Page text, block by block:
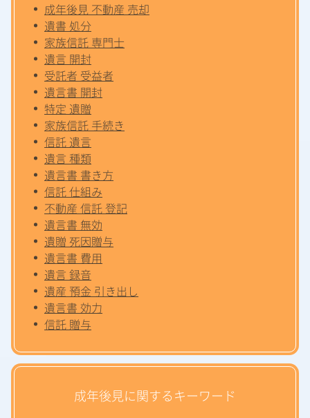
成年後見 不動産 売却
遺書 処分
家族信託 専門士
遺言 開封
受託者 受益者
遺言書 開封
特定 遺贈
家族信託 手続き
信託 遺言
遺言 種類
遺言書 書き方
信託 仕組み
不動産 信託 登記
遺言書 無効
遺贈 死因贈与
遺言書 費用
遺言 録音
遺産 預金 引き出し
遺言書 効力
信託 贈与
成年後見に関するキーワード